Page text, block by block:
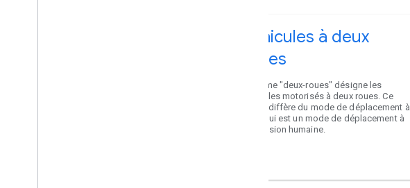
Véhicules à deux
roues
Le terme "deux-roues" désigne les
véhicules motorisés à deux roues. Ce
mode diffère du mode de déplacement à
vélo, qui est un mode de déplacement à
propulsion humaine.